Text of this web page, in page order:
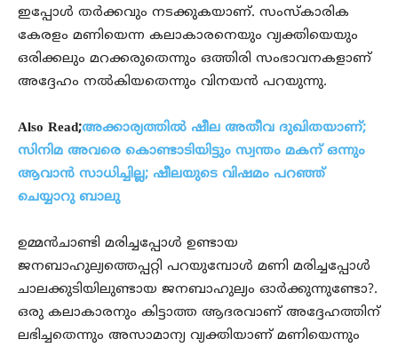
ഇപ്പോള്‍ തര്‍ക്കവും നടക്കുകയാണ്. സംസ്‌കാരിക
കേരളം മണിയെന്ന കലാകാരനെയും വ്യക്തിയെയും
ഒരിക്കലും മറക്കരുതെന്നും ഒത്തിരി സംഭാവനകളാണ്
അദ്ദേഹം നല്‍കിയതെന്നും വിനയന്‍ പറയുന്നു.
Also Read;അക്കാര്യത്തിൽ ഷീല അതീവ ദുഖിതയാണ്;
സിനിമ അവരെ കൊണ്ടാടിയിട്ടും സ്വന്തം മകന് ഒന്നും
ആവാൻ സാധിച്ചില്ല; ഷീലയുടെ വിഷമം പറഞ്ഞ്
ചെയ്യാറു ബാലു
ഉമ്മന്‍ചാണ്ടി മരിച്ചപ്പോള്‍ ഉണ്ടായ
ജനബാഹുല്യത്തെപ്പറ്റി പറയുമ്പോള്‍ മണി മരിച്ചപ്പോള്‍
ചാലക്കുടിയിലുണ്ടായ ജനബാഹുല്യം ഓര്‍ക്കുന്നുണ്ടോ?.
ഒരു കലാകാരനും കിട്ടാത്ത ആദരവാണ് അദ്ദേഹത്തിന്
ലഭിച്ചതെന്നും അസാമാന്യ വ്യക്തിയാണ് മണിയെന്നും